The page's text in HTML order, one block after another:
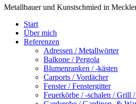
Metallbauer und Kunstschmied in
Start
Über mich
Referenzen
Adressen / Metallwörter
Balkone / Pergola
Blumenranken / -kästen
Carports / Vordächer
Fenster / Fenstergitter
Feuerkörbe / -schalen / Grill